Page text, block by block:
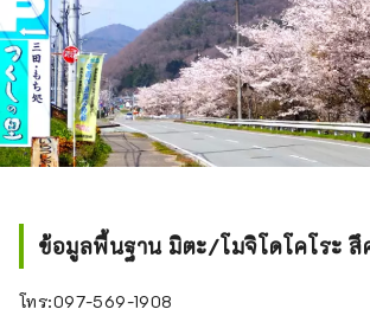
ข้อมูลพื้นฐาน มิตะ/โมจิโดโคโระ สึ
โทร:097-569-1908